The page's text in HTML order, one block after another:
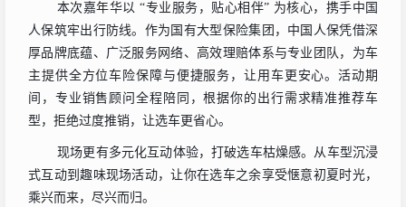
本次嘉年华以 “专业服务，贴心相伴” 为核心，携手中国
人保筑牢出行防线。作为国有大型保险集团，中国人保凭借深
厚品牌底蕴、广泛服务网络、高效理赔体系与专业团队，为车
主提供全方位车险保障与便捷服务，让用车更安心。活动期
间，专业销售顾问全程陪同，根据你的出行需求精准推荐车
型，拒绝过度推销，让选车更省心。
现场更有多元化互动体验，打破选车枯燥感。从车型沉浸
式互动到趣味现场活动，让你在选车之余享受惬意初夏时光，
乘兴而来，尽兴而归。